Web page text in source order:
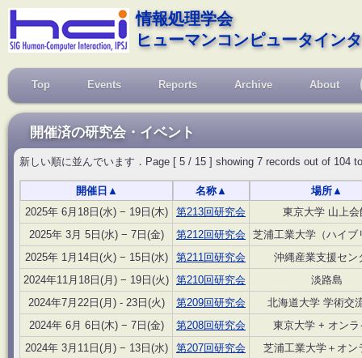
情報処理学会
ヒューマンコンピュータイン
Top Events Reports Archive About
開催済の研究会・イベント
新しい順に並んでいます．Page [ 5 / 15 ] showing 7 records out of 104
開催日 ▲ 名称 ▲ 場所 ▲
2025年 6月18日(水) − 19日(木)
第213回研究会
東京大学 山上会
2025年 3月 5日(水) − 7日(金)
第212回研究会
芝浦工業大学（ハイブ
2025年 1月14日(火) − 15日(水)
第211回研究会
沖縄産業支援セン
2024年11月18日(月) − 19日(火) 第210回研究会
淡路島
2024年7月22日(月) - 23日(火)
第209回研究会
北海道大学 学術交
2024年 6月 6日(木) − 7日(金)
第208回研究会
東京大学 + オンラ
2024年 3月11日(月) − 13日(水)
第207回研究会 芝浦工業大学＋オン